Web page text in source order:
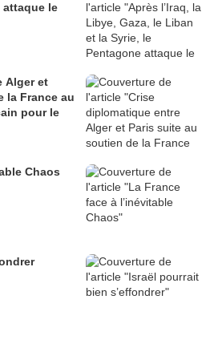
attaque le
Alger et
la France au
pour le
Chaos